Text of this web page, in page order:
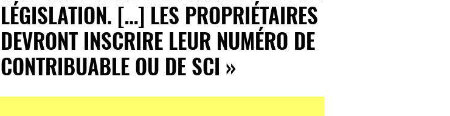
LÉGISLATION. […] LES PROPRIÉTAIRES
DEVRONT INSCRIRE LEUR NUMÉRO DE
CONTRIBUABLE OU DE SCI »